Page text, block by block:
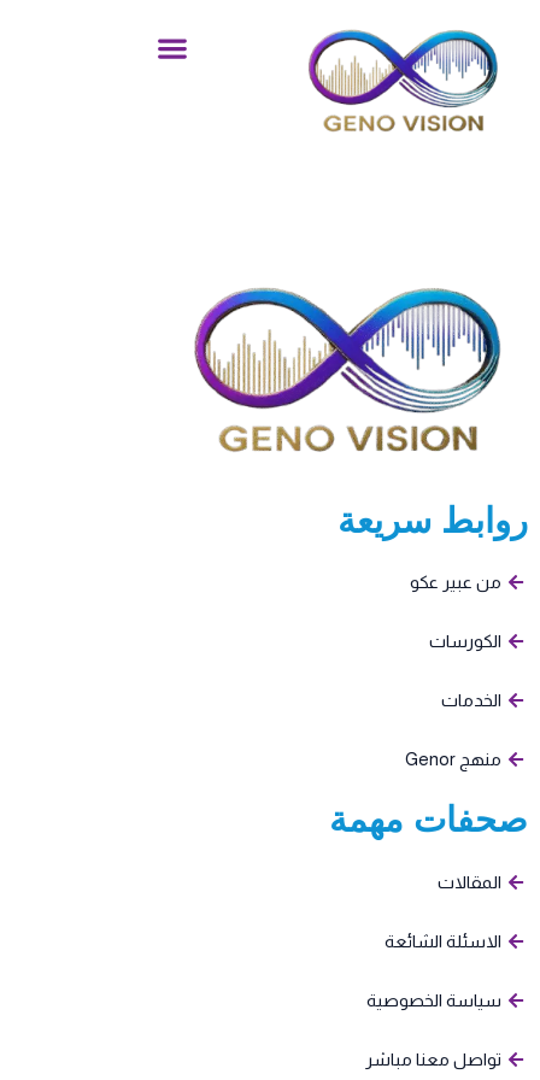
المحتوى
روابط سريعة
من عبير عكو
الكورسات
الخدمات
منهج Genor
صحفات مهمة​
المقالات
الاسئلة الشائعة
سياسة الخصوصية
تواصل معنا مباشر